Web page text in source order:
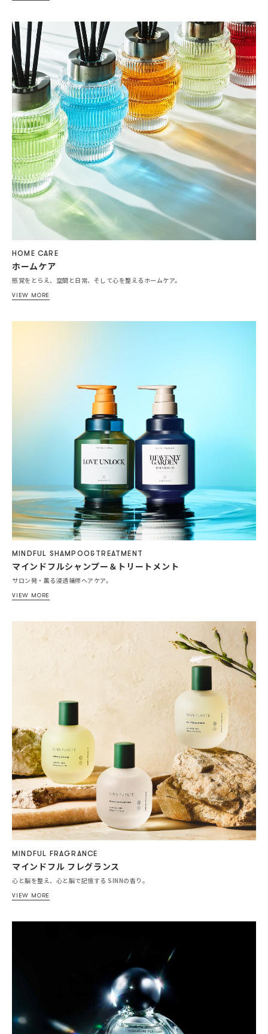
HOME CARE
ホームケア
感覚をとらえ、空間と日常、そして心を整えるホームケア。
VIEW MORE
MINDFUL SHAMPOO&TREATMENT
マインドフルシャンプー＆トリートメント
サロン発・薫る浸透補修ヘアケア。
VIEW MORE
MINDFUL FRAGRANCE
マインドフル フレグランス
心と脳を整え、心と脳で記憶する SINNの香り。
VIEW MORE